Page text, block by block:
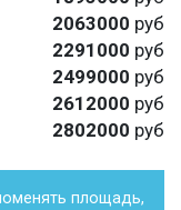
2063000 руб
2291000 руб
2499000 руб
2612000 руб
2802000 руб
площадь,